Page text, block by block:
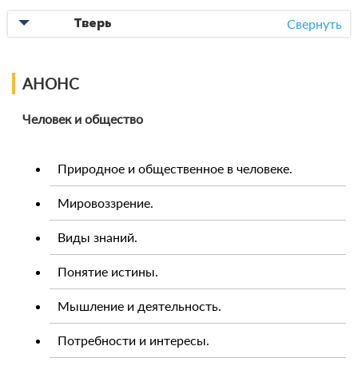
Тверь Свернуть
АНОНС
Человек и общество
Природное и общественное в человеке.
Мировоззрение.
Виды знаний.
Понятие истины.
Мышление и деятельность.
Потребности и интересы.